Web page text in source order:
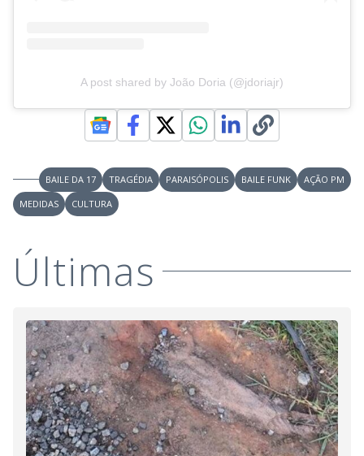
A post shared by João Doria (@jdoriajr)
BAILE DA 17 TRAGÉDIA PARAISÓPOLIS BAILE FUNK
AÇÃO PM
MEDIDAS
CULTURA
Últimas